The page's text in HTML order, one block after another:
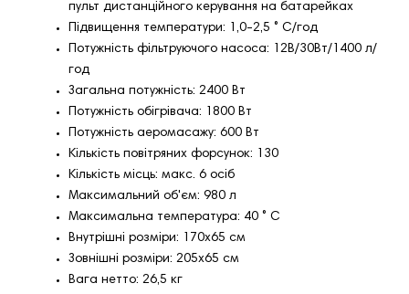
пульт дистанційного керування на батарейках
Підвищення температури: 1,0-2,5 ˚ С/год
Потужність фільтруючого насоса: 12В/30Вт/1400 л/
год
Загальна потужність: 2400 Вт
Потужність обігрівача: 1800 Вт
Потужність аеромасажу: 600 Вт
Кількість повітряних форсунок: 130
Кількість місць: макс. 6 осіб
Максимальний об'єм: 980 л
Максимальна температура: 40 ˚ C
Внутрішні розміри: 170х65 см
Зовнішні розміри: 205х65 см
Вага нетто: 26,5 кг